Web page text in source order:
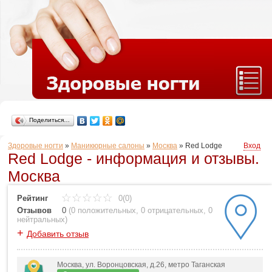
Поделиться…
Здоровые ногти » Маникюрные салоны » Москва » Red Lodge Вход
Red Lodge - информация и отзывы.
Москва
Рейтинг
0(0)
Отзывов
0 (0 положительных, 0 отрицательных, 0
нейтральных)
+ Добавить отзыв
Москва, ул. Воронцовская, д.26, метро Таганская